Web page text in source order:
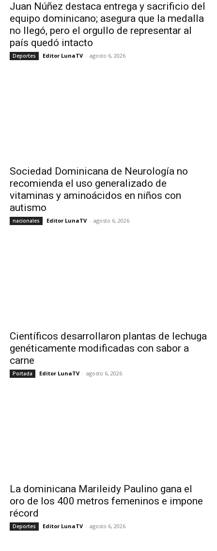
Juan Núñez destaca entrega y sacrificio del
equipo dominicano; asegura que la medalla
no llegó, pero el orgullo de representar al
país quedó intacto
Deportes Editor LunaTV - agosto 6, 2026
Sociedad Dominicana de Neurología no
recomienda el uso generalizado de
vitaminas y aminoácidos en niños con
autismo
nacionales Editor LunaTV - agosto 6, 2026
Científicos desarrollaron plantas de lechuga
genéticamente modificadas con sabor a
carne
Portada Editor LunaTV - agosto 6, 2026
La dominicana Marileidy Paulino gana el
oro de los 400 metros femeninos e impone
récord
Deportes Editor LunaTV - agosto 6, 2026